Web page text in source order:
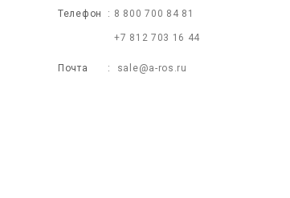
Телефон 8 800 700 84 81
+7 812 703 16 44
Почта sale@a-ros.ru